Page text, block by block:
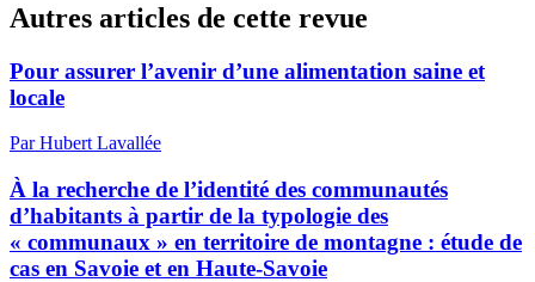
Autres articles de cette revue
Pour assurer l’avenir d’une alimentation saine et
locale
Par Hubert Lavallée
À la recherche de l’identité des communautés
d’habitants à partir de la typologie des
« communaux » en territoire de montagne : étude de
cas en Savoie et en Haute-Savoie